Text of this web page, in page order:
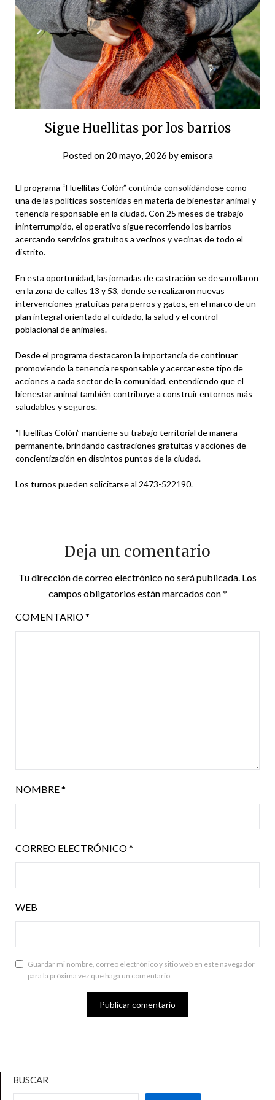
Sigue Huellitas por los barrios
Posted on 20 mayo, 2026 byemisora
El programa “Huellitas Colón” continúa consolidándose como
una de las políticas sostenidas en materia de bienestar animal y
tenencia responsable en la ciudad. Con 25 meses de trabajo
ininterrumpido, el operativo sigue recorriendo los barrios
acercando servicios gratuitos a vecinos y vecinas de todo el
distrito.
En esta oportunidad, las jornadas de castración se desarrollaron
en la zona de calles 13 y 53, donde se realizaron nuevas
intervenciones gratuitas para perros y gatos, en el marco de un
plan integral orientado al cuidado, la salud y el control
poblacional de animales.
Desde el programa destacaron la importancia de continuar
promoviendo la tenencia responsable y acercar este tipo de
acciones a cada sector de la comunidad, entendiendo que el
bienestar animal también contribuye a construir entornos más
saludables y seguros.
“Huellitas Colón” mantiene su trabajo territorial de manera
permanente, brindando castraciones gratuitas y acciones de
concientización en distintos puntos de la ciudad.
Los turnos pueden solicitarse al 2473-522190.
Deja un comentario
Tu dirección de correo electrónico no será publicada. Los
campos obligatorios están marcados con*
COMENTARIO*
NOMBRE*
CORREO ELECTRÓNICO*
WEB
Guardar mi nombre, correo electrónico y sitio web en este navegador
para la próxima vez que haga un comentario.
BUSCAR